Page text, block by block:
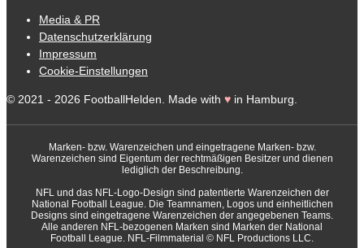
Media & PR
Datenschutzerklärung
Impressum
Cookie-Einstellungen
© 2021 - 2026 FootballHelden. Made with ♥ in Hamburg.
Marken- bzw. Warenzeichen und eingetragene Marken- bzw.
Warenzeichen sind Eigentum der rechtmäßigen Besitzer und dienen
lediglich der Beschreibung.
NFL und das NFL-Logo-Design sind patentierte Warenzeichen der
National Football League. Die Teamnamen, Logos und einheitlichen
Designs sind eingetragene Warenzeichen der angegebenen Teams.
Alle anderen NFL-bezogenen Marken sind Marken der National
Football League. NFL-Filmmaterial © NFL Productions LLC.